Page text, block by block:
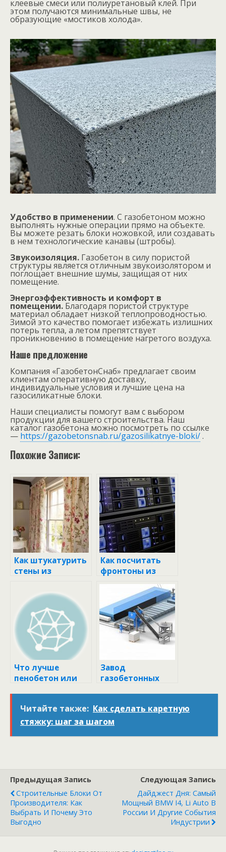
клеевые смеси или полиуретановый клей. При
этом получаются минимальные швы, не
образующие «мостиков холода».
Удобство в применении. С газобетоном можно
выполнять нужные операции прямо на объекте.
Вы можете резать блоки ножовкой, или создавать
в нем технологические канавы (штробы).
Звукоизоляция. Газобетон в силу пористой
структуры является отличным звукоизолятором и
поглощает внешние шумы, защищая от них
помещение.
Энергоэффективность и комфорт в
помещении. Благодаря пористой структуре
материал обладает низкой теплопроводностью.
Зимой это качество помогает избежать излишних
потерь тепла, а летом препятствует
проникновению в помещение нагретого воздуха.
Наше предложение
Компания «ГазобетонСнаб» предлагает своим
клиентам оперативную доставку,
индивидуальные условия и лучшие цена на
газосиликатные блоки.
Наши специалисты помогут вам с выбором
продукции для вашего строительства. Наш
каталог газобетона можно посмотреть по ссылке
— https://gazobetonsnab.ru/gazosilikatnye-bloki/.
Похожие Записи:
Как штукатурить
стены из
внутри
помещения
своими руками
Как посчитать
фронтоны из
газобетона:
секреты и советы
Что лучше
пенобетон или
Завод
газобетонных
Читайте также: Как сделать каретную
стяжку: шаг за шагом
Предыдущая Запись
Строительные Блоки От
Производителя: Как
Выбрать И Почему Это
Выгодно
Следующая Запись
Дайджест Дня: Самый
Мощный BMW I4, Li Auto В
России И Другие События
Индустрии